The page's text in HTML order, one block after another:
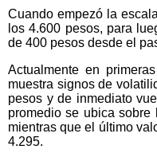
Cuando empezó la
los 4.600 pesos, para
de 400 pesos desde el
Actualmente en
muestra signos de
pesos y de inmediato
promedio se ubica sobre
mientras que el último
4.295.